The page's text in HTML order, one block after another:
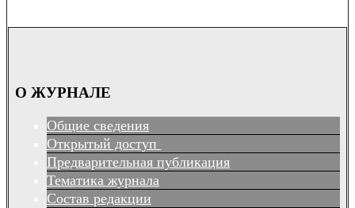
О ЖУРНАЛЕ
Общие сведения
Открытый доступ
Предварительная публикация
Тематика журнала
Состав редакции